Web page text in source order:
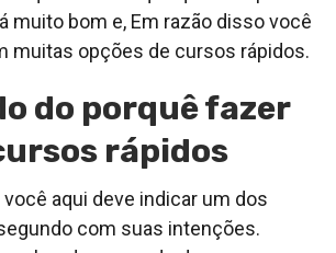
muito bom e, Em razão disso você
muitas opções de cursos rápidos.
do porquê fazer
rápidos
aqui deve indicar um dos
com suas intenções.